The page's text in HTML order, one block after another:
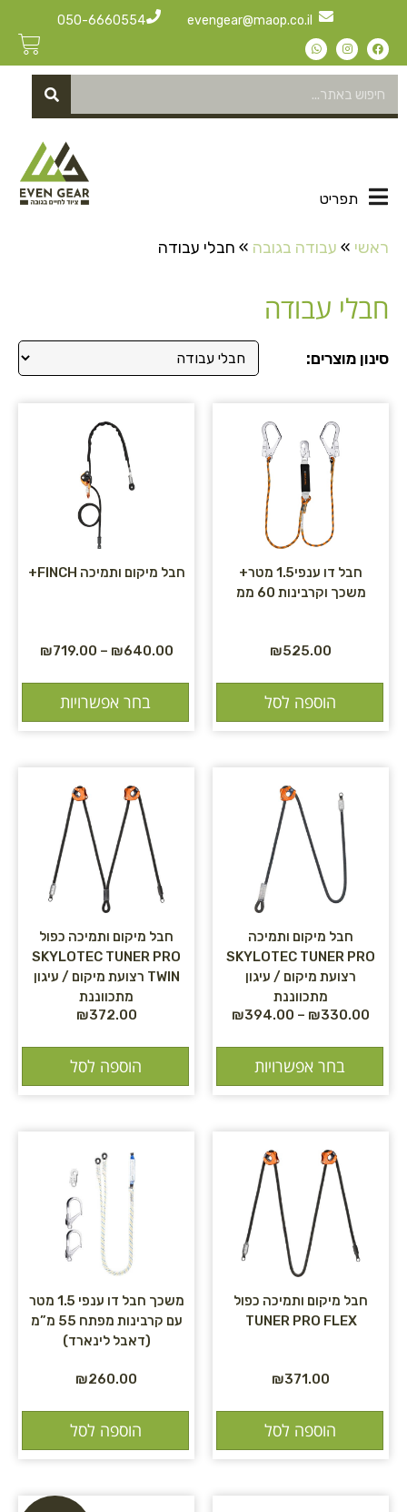
evengear@maop.co.il
050-6660554
תפריט
ראשי » עבודה בגובה » חבלי עבודה
חבלי עבודה
סינון מוצרים:
חבל דו ענפי1.5 מטר+
משכך וקרבינות 60 ממ
₪525.00
הוספה לסל
חבל מיקום ותמיכה FINCH+
₪640.00
–
₪719.00
בחר אפשרויות
חבל מיקום ותמיכה
SKYLOTEC TUNER PRO
רצועת מיקום / עיגון
מתכווננת
₪330.00
–
₪394.00
בחר אפשרויות
חבל מיקום ותמיכה כפול
SKYLOTEC TUNER PRO
TWIN רצועת מיקום / עיגון
מתכווננת
₪372.00
הוספה לסל
חבל מיקום ותמיכה כפול
TUNER PRO FLEX
₪371.00
הוספה לסל
משכך חבל דו ענפי 1.5 מטר
עם קרבינות מפתח 55 מ”מ
(דאבל לינארד)
₪260.00
הוספה לסל